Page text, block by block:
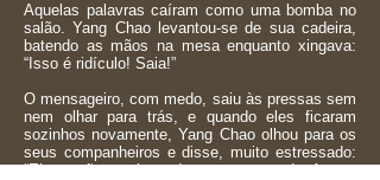
Aquelas palavras caíram como uma bomba no
salão. Yang Chao levantou-se de sua cadeira,
batendo as mãos na mesa enquanto xingava:
“Isso é ridículo! Saia!”
O mensageiro, com medo, saiu às pressas sem
nem olhar para trás, e quando eles ficaram
sozinhos novamente, Yang Chao olhou para os
seus companheiros e disse, muito estressado:
“Eles estão nos jogando contra a parede. Agora,